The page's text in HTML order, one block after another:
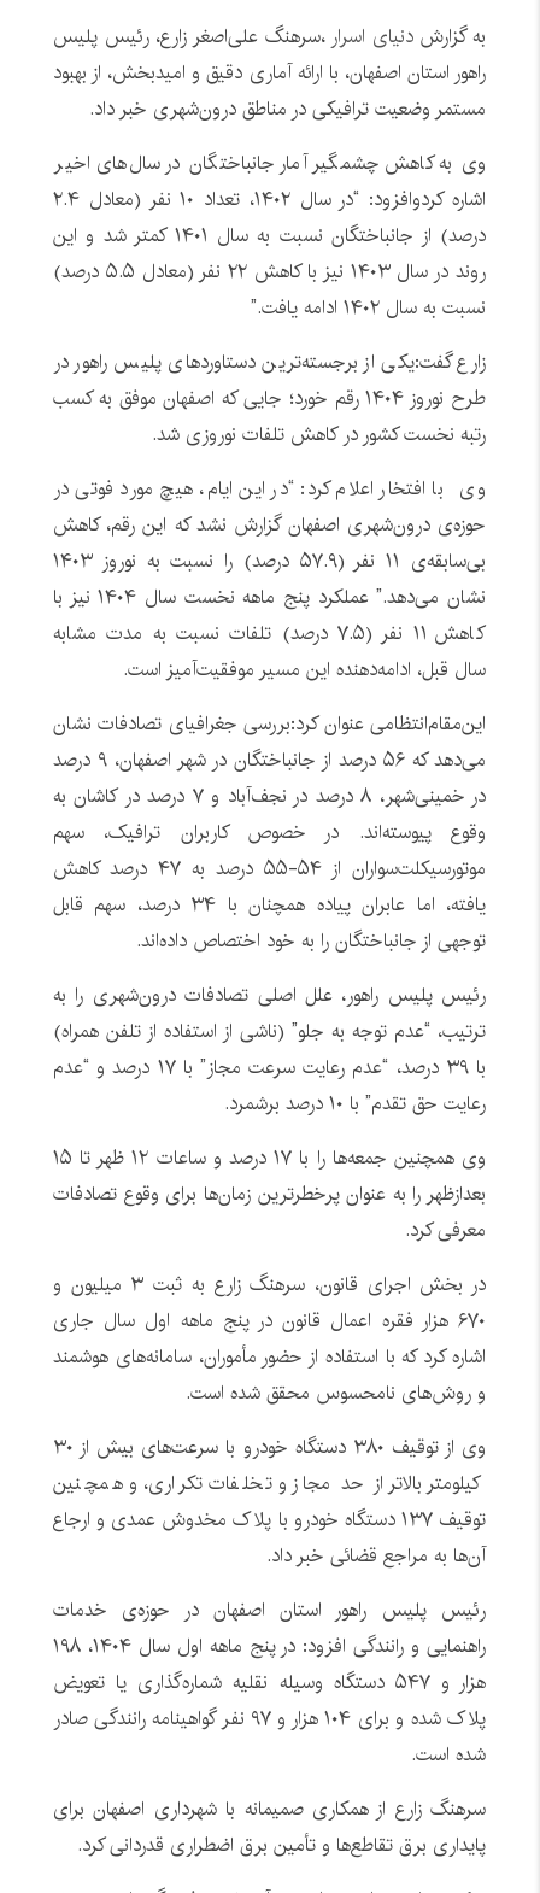
به گزارش دنیای اسرار ،سرهنگ علی‌اصغر زارع، رئیس پلیس
راهور استان اصفهان، با ارائه آماری دقیق و امیدبخش، از بهبود
مستمر وضعیت ترافیکی در مناطق درون‌شهری خبر داد.
وی به کاهش چشمگیر آمار جانباختگان در سال‌های اخیر
اشاره کردوافزود: “در سال ۱۴۰۲، تعداد ۱۰ نفر (معادل ۲.۴
درصد) از جانباختگان نسبت به سال ۱۴۰۱ کمتر شد و این
روند در سال ۱۴۰۳ نیز با کاهش ۲۲ نفر (معادل ۵.۵ درصد)
نسبت به سال ۱۴۰۲ ادامه یافت.”
زارع گفت:یکی از برجسته‌ترین دستاوردهای پلیس راهور در
طرح نوروز ۱۴۰۴ رقم خورد؛ جایی که اصفهان موفق به کسب
رتبه نخست کشور در کاهش تلفات نوروزی شد.
وی با افتخار اعلام کرد: “در این ایام، هیچ مورد فوتی در
حوزه‌ی درون‌شهری اصفهان گزارش نشد که این رقم، کاهش
بی‌سابقه‌ی ۱۱ نفر (۵۷.۹ درصد) را نسبت به نوروز ۱۴۰۳
نشان می‌دهد.” عملکرد پنج ماهه نخست سال ۱۴۰۴ نیز با
کاهش ۱۱ نفر (۷.۵ درصد) تلفات نسبت به مدت مشابه
سال قبل، ادامه‌دهنده این مسیر موفقیت‌آمیز است.
این‌مقام‌انتظامی عنوان کرد:بررسی جغرافیای تصادفات نشان
می‌دهد که ۵۶ درصد از جانباختگان در شهر اصفهان، ۹ درصد
در خمینی‌شهر، ۸ درصد در نجف‌آباد و ۷ درصد در کاشان به
وقوع پیوسته‌اند. در خصوص کاربران ترافیک، سهم
موتورسیکلت‌سواران از ۵۴-۵۵ درصد به ۴۷ درصد کاهش
یافته، اما عابران پیاده همچنان با ۳۴ درصد، سهم قابل
توجهی از جانباختگان را به خود اختصاص داده‌اند.
رئیس پلیس راهور، علل اصلی تصادفات درون‌شهری را به
ترتیب، “عدم توجه به جلو” (ناشی از استفاده از تلفن همراه)
با ۳۹ درصد، “عدم رعایت سرعت مجاز” با ۱۷ درصد و “عدم
رعایت حق تقدم” با ۱۰ درصد برشمرد.
وی همچنین جمعه‌ها را با ۱۷ درصد و ساعات ۱۲ ظهر تا ۱۵
بعدازظهر را به عنوان پرخطرترین زمان‌ها برای وقوع تصادفات
معرفی کرد.
در بخش اجرای قانون، سرهنگ زارع به ثبت ۳ میلیون و
۶۷۰ هزار فقره اعمال قانون در پنج ماهه اول سال جاری
اشاره کرد که با استفاده از حضور مأموران، سامانه‌های هوشمند
و روش‌های نامحسوس محقق شده است.
وی از توقیف ۳۸۰ دستگاه خودرو با سرعت‌های بیش از ۳۰
کیلومتر بالاتر از حد مجاز و تخلفات تکراری، و همچنین
توقیف ۱۳۷ دستگاه خودرو با پلاک مخدوش عمدی و ارجاع
آن‌ها به مراجع قضائی خبر داد.
رئیس پلیس راهور استان اصفهان در حوزه‌ی خدمات
راهنمایی و رانندگی افزود: در پنج ماهه اول سال ۱۴۰۴، ۱۹۸
هزار و ۵۴۷ دستگاه وسیله نقلیه شماره‌گذاری یا تعویض
پلاک شده و برای ۱۰۴ هزار و ۹۷ نفر گواهینامه رانندگی صادر
شده است.
سرهنگ زارع از همکاری صمیمانه با شهرداری اصفهان برای
پایداری برق تقاطع‌ها و تأمین برق اضطراری قدردانی کرد.